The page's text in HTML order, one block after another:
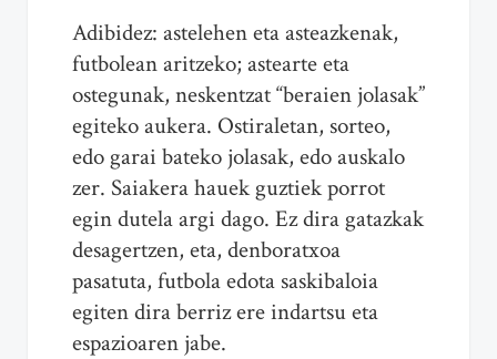
Adibidez: astelehen eta asteazkenak,
futbolean aritzeko; astearte eta
ostegunak, neskentzat “beraien jolasak”
egiteko aukera. Ostiraletan, sorteo,
edo garai bateko jolasak, edo auskalo
zer. Saiakera hauek guztiek porrot
egin dutela argi dago. Ez dira gatazkak
desagertzen, eta, denboratxoa
pasatuta, futbola edota saskibaloia
egiten dira berriz ere indartsu eta
espazioaren jabe.